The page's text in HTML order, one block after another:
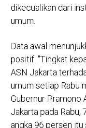
dikecualikan dari
umum.
Data awal
positif. "Tingkat
ASN Jakarta
umum setiap Rabu
Gubernur Pramono
Jakarta pada Rabu,
angka 96 persen itu